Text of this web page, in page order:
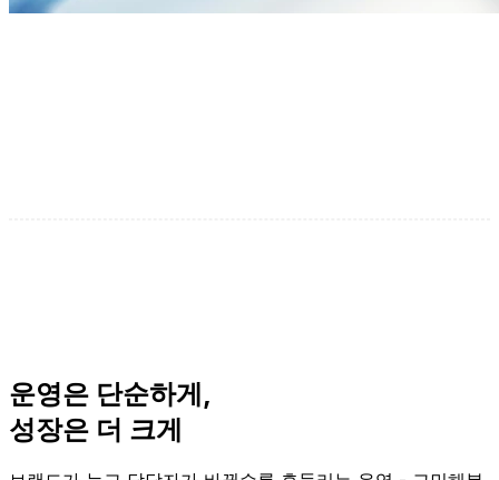
운영은 단순하게,
성장은 더 크게